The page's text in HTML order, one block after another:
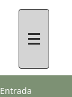
Entrada